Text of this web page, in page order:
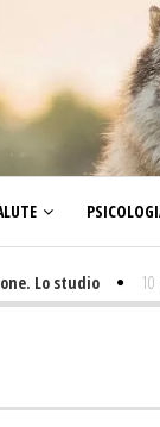
studio 10 hours